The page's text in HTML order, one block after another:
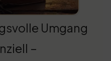
Umgang
–